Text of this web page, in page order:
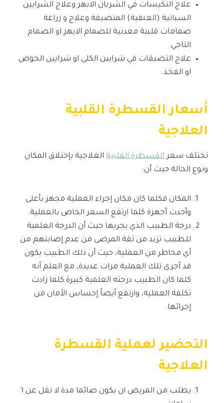
علاج التكيسات في الشريان الابهر وعلاج الشرايين
السباتية (العنقية) المتضيقة وعلاج و زراعة
صمامات قلبية معدنية للصمام الابهر او الصمام
التاجي.
علاج التضيقات في شرايين الكلى او شرايين الحوض
او الفخذ.
أسعار القسطرة القلبية
العلاجية
تختلف سعرالقسطرة القلبية العلاجية بإختلاق المكان
ونوع الحالة حيث أن:
المكان فكلما كان مكان إجراء العملية مجهز بأعلى
وأحدث أجهزة كلما ارتفع السعر الخاص بالعملية.
درجة الطبيب الذي يجريها حيث أن الدرجة العلمية
للطبيب تزيد من ثقة المرضى من عدم إصابتهم من
أي مخاطر من العملية، حيث أن ذلك الطبيب يكون
قد أجرى تلك العملية مرات عديدة، مع العلم أنه
كلما كان الطبيب درجته العلمية كبيرة كلما زادت
تكلفة العملية، وارتفع أيضاً إحساس الأمان من
إجرائها.
التحضير لعملية القسطرة
العلاجية
يطلب من المريض ان يكون صائما مدة لا تقل عن ٦